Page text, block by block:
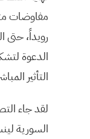
مفاوضات
رويداً، حتى
الدعوة
التأثير
لقد جاء
السورية